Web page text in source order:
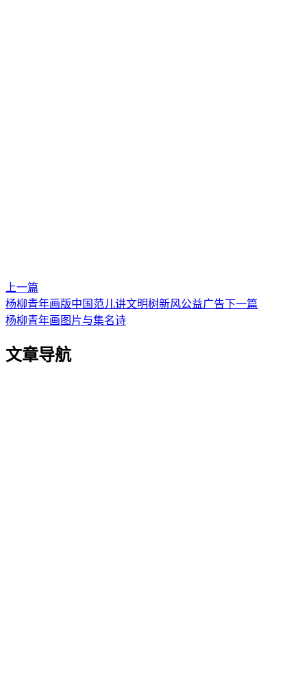
上一篇
杨柳青年画版中国范儿讲文明树新风公益广告 下一篇
杨柳青年画图片与集名诗
文章导航